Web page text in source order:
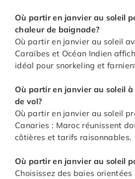
Où partir en janvier au soleil
chaleur de baignade?
Où partir en janvier au soleil
Caraïbes et Océan Indien
idéal pour snorkeling et
Où partir en janvier au soleil
de vol?
Où partir en janvier au soleil
Canaries : Maroc réunissent
côtières et tarifs raisonnables.
Où partir en janvier au soleil
Choisissez des baies